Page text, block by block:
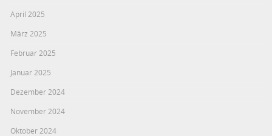
April 2025
März 2025
Februar 2025
Januar 2025
Dezember 2024
November 2024
Oktober 2024